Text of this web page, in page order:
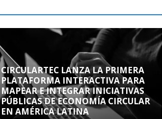
CIRCULARTEC LANZA LA PRIMERA
PLATAFORMA INTERACTIVA PARA
MAPEAR E INTEGRAR INICIATIVAS
PÚBLICAS DE ECONOMÍA CIRCULAR
EN AMÉRICA LATINA